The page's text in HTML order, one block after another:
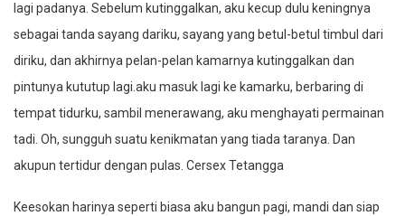
lagi padanya. Sebelum kutinggalkan, aku kecup dulu keningnya
sebagai tanda sayang dariku, sayang yang betul-betul timbul dari
diriku, dan akhirnya pelan-pelan kamarnya kutinggalkan dan
pintunya kututup lagi.aku masuk lagi ke kamarku, berbaring di
tempat tidurku, sambil menerawang, aku menghayati permainan
tadi. Oh, sungguh suatu kenikmatan yang tiada taranya. Dan
akupun tertidur dengan pulas. Cersex Tetangga
Keesokan harinya seperti biasa aku bangun pagi, mandi dan siap